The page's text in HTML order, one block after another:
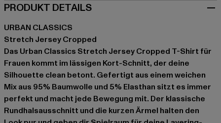
PRODUKT DETAILS
URBAN CLASSICS
Stretch Jersey Cropped
Das Urban Classics Stretch Jersey Cropped T-Shirt für
Frauen kommt im lässigen Kort-Schnitt, der deine
Silhouette clean betont. Gefertigt aus einem weichen
Mix aus 95% Baumwolle und 5% Elasthan sitzt es immer
perfekt und macht jede Bewegung mit. Der klassische
Rundhalsausschnitt und die kurzen Ärmel halten den